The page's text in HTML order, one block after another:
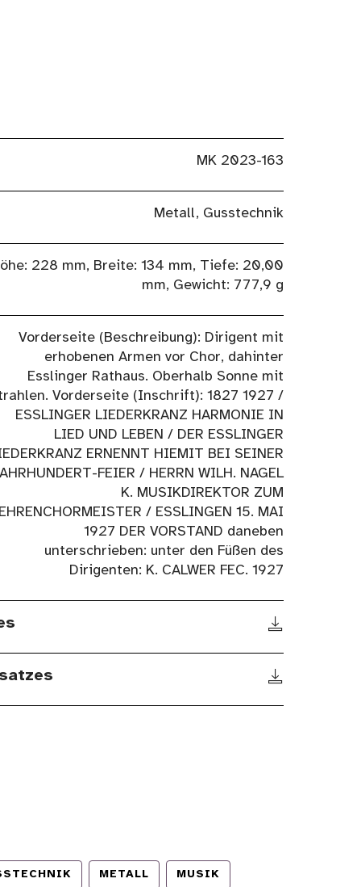
MK 2023-163
Metall, Gusstechnik
228 mm, Breite: 134 mm, Tiefe: 20,00
mm, Gewicht: 777,9 g
Vorderseite (Beschreibung): Dirigent mit
erhobenen Armen vor Chor, dahinter
Esslinger Rathaus. Oberhalb Sonne mit
Vorderseite (Inschrift): 1827 1927 /
ESSLINGER LIEDERKRANZ HARMONIE IN
LIED UND LEBEN / DER ESSLINGER
ERNENNT HIEMIT BEI SEINER
FEIER / HERRN WILH. NAGEL
K. MUSIKDIREKTOR ZUM
EHRENCHORMEISTER / ESSLINGEN 15. MAI
1927 DER VORSTAND daneben
unterschrieben: unter den Füßen des
Dirigenten: K. CALWER FEC. 1927
METALL MUSIK